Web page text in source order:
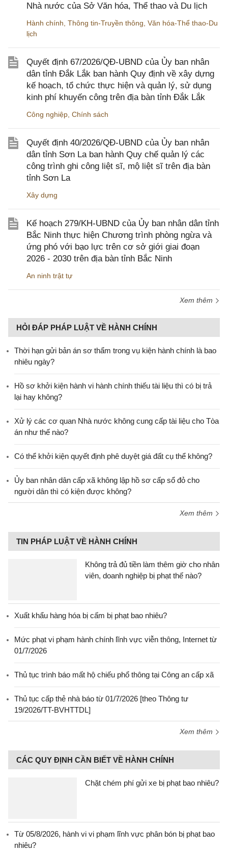
Nhà nước của Sở Văn hóa, Thể thao và Du lịch
Hành chính Thông tin-Truyền thông Văn hóa-Thể thao-Du
lịch
Quyết định 67/2026/QĐ-UBND của Ủy ban nhân
dân tỉnh Đắk Lắk ban hành Quy định về xây dựng
kế hoạch, tổ chức thực hiện và quản lý, sử dụng
kinh phí khuyến công trên địa bàn tỉnh Đắk Lắk
Công nghiệp Chính sách
Quyết định 40/2026/QĐ-UBND của Ủy ban nhân
dân tỉnh Sơn La ban hành Quy chế quản lý các
công trình ghi công liệt sĩ, mộ liệt sĩ trên địa bàn
tỉnh Sơn La
Xây dựng
Kế hoạch 279/KH-UBND của Ủy ban nhân dân tỉnh
Bắc Ninh thực hiện Chương trình phòng ngừa và
ứng phó với bạo lực trên cơ sở giới giai đoạn
2026 - 2030 trên địa bàn tỉnh Bắc Ninh
An ninh trật tự
Xem thêm
HỎI ĐÁP PHÁP LUẬT VỀ HÀNH CHÍNH
Thời hạn gửi bản án sơ thẩm trong vụ kiện hành chính là bao
nhiêu ngày?
Hồ sơ khởi kiện hành vi hành chính thiếu tài liệu thì có bị trả
lại hay không?
Xử lý các cơ quan Nhà nước không cung cấp tài liệu cho Tòa
án như thế nào?
Có thể khởi kiện quyết định phê duyệt giá đất cụ thể không?
Ủy ban nhân dân cấp xã không lập hồ sơ cấp sổ đỏ cho
người dân thì có kiện được không?
Xem thêm
TIN PHÁP LUẬT VỀ HÀNH CHÍNH
Không trả đủ tiền làm thêm giờ cho nhân
viên, doanh nghiệp bị phạt thế nào?
Xuất khẩu hàng hóa bị cấm bị phạt bao nhiêu?
Mức phạt vi phạm hành chính lĩnh vực viễn thông, Internet từ
01/7/2026
Thủ tục trình báo mất hộ chiếu phổ thông tại Công an cấp xã
Thủ tục cấp thẻ nhà báo từ 01/7/2026 [theo Thông tư
19/2026/TT-BVHTTDL]
Xem thêm
CÁC QUY ĐỊNH CẦN BIẾT VỀ HÀNH CHÍNH
Chặt chém phí gửi xe bị phạt bao nhiêu?
Từ 05/8/2026, hành vi vi phạm lĩnh vực phân bón bị phạt bao
nhiêu?